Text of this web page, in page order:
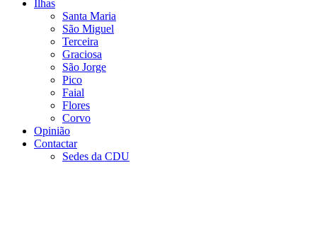
Ilhas
Santa Maria
São Miguel
Terceira
Graciosa
São Jorge
Pico
Faial
Flores
Corvo
Opinião
Contactar
Sedes da CDU